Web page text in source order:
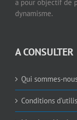
a pour objectif de
dynamisme.
A CONSULTER
Qui sommes-
Conditions